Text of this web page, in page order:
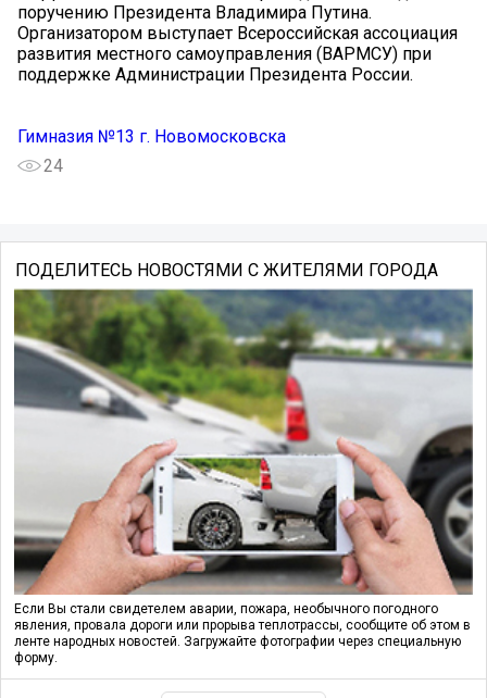
поручению Президента Владимира Путина.
Организатором выступает Всероссийская ассоциация
развития местного самоуправления (ВАРМСУ) при
поддержке Администрации Президента России.
Гимназия №13 г. Новомосковска
24
ПОДЕЛИТЕСЬ НОВОСТЯМИ С ЖИТЕЛЯМИ ГОРОДА
Если Вы стали свидетелем аварии, пожара, необычного погодного
явления, провала дороги или прорыва теплотрассы, сообщите об этом в
ленте народных новостей. Загружайте фотографии через специальную
форму.